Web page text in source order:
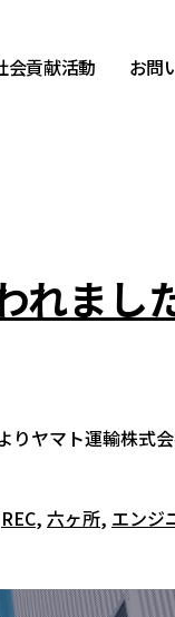
会貢献活動 お問
まし
ヤマト運輸株式
REC, 六ヶ所, エンジ